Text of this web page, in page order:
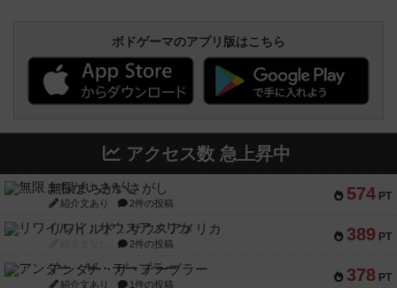
ボドゲーマのアプリ版はこちら
アクセス数 急上昇中
574 PT
無限まちがいさがし
紹介文あり 2件の投稿
389 PT
リワイルド：サウスアメリカ
2件の投稿
378 PT
アンダー・ザ・テーブラー
紹介文あり 1件の投稿